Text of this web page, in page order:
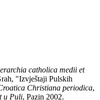
catholica medii et
"Izvještaji Pulskih
Christiana periodica,
u Puli, Pazin 2002.